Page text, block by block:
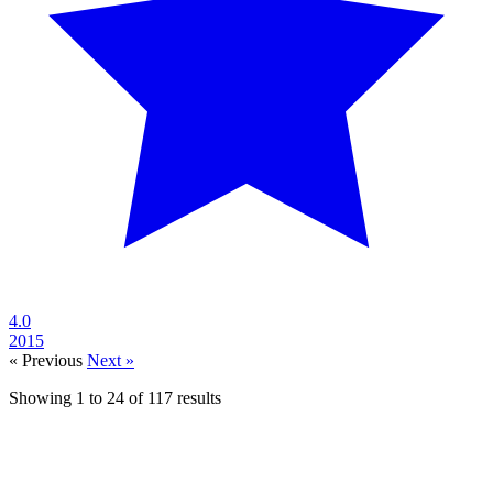
4.0
2015
« Previous Next »
Showing 1 to 24 of 117 results